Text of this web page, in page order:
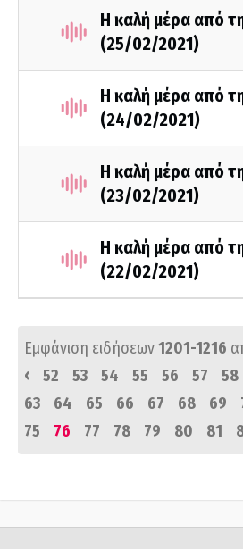
Η καλή μέρα από
(25/02/2021)
Η καλή μέρα από
(24/02/2021)
Η καλή μέρα από
(23/02/2021)
Η καλή μέρα από
(22/02/2021)
Εμφάνιση ειδήσεων1201-1216
‹
52 53 54 55 56 57 58
63
64 65 66 67 68 69
75
76 77 78 79 80 81